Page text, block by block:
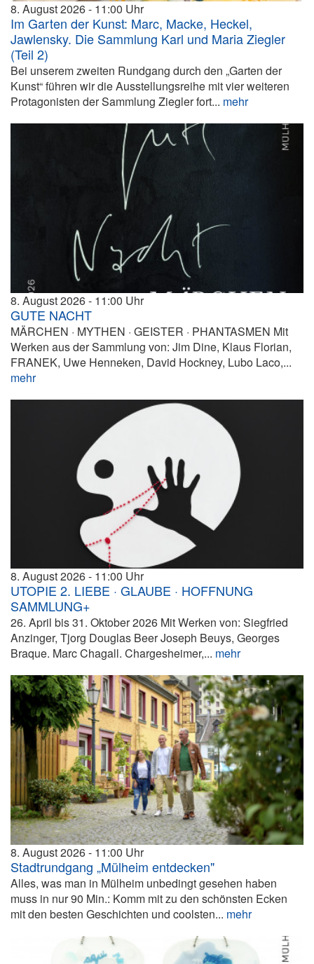
8. August 2026 11:00
Im Garten der Kunst: Marc, Macke, Heckel,
Jawlensky. Die Sammlung Karl und Maria Ziegler
(Teil 2)
Bei unserem zweiten Rundgang durch den „Garten der
Kunst“ führen wir die Ausstellungsreihe mit vier weiteren
Protagonisten der Sammlung Ziegler fort... mehr
8. August 2026 11:00
GUTE NACHT
MÄRCHEN · MYTHEN · GEISTER · PHANTASMEN Mit
Werken aus der Sammlung von: Jim Dine, Klaus Florian,
FRANEK, Uwe Henneken, David Hockney, Lubo Laco,...
mehr
8. August 2026 11:00
UTOPIE 2. LIEBE · GLAUBE · HOFFNUNG
SAMMLUNG+
26. April bis 31. Oktober 2026 Mit Werken von: Siegfried
Anzinger, Tjorg Douglas Beer Joseph Beuys, Georges
Braque. Marc Chagall. Chargesheimer,... mehr
8. August 2026 11:00
Stadtrundgang „Mülheim entdecken"
Alles, was man in Mülheim unbedingt gesehen haben
muss in nur 90 Min.: Komm mit zu den schönsten Ecken
mit den besten Geschichten und coolsten... mehr